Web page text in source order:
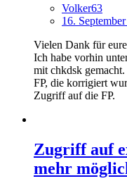
Volker63
16.
Vielen Dank für
Ich habe vorhin
mit chkdsk
FP, die korrigiert
Zugriff auf die FP.
Zugriff auf
mehr